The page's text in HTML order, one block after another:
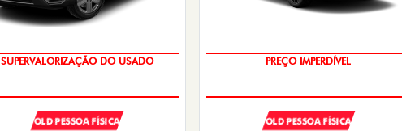
COM USADO NA TROCA
OLD PESSOA FÍSICA
SAIA DE FIAT 0KM
OLD PESSOA FÍSICA